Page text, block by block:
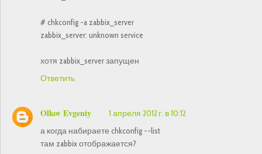
# chkconfig -a zabbix_server
zabbix_server: unknown service
хотя zabbix_server запущен
Ответить
Olkov Evgeniy
1 апреля 2012 г. в 10:12
а когда набираете chkconfig --list
там zabbix отображается?